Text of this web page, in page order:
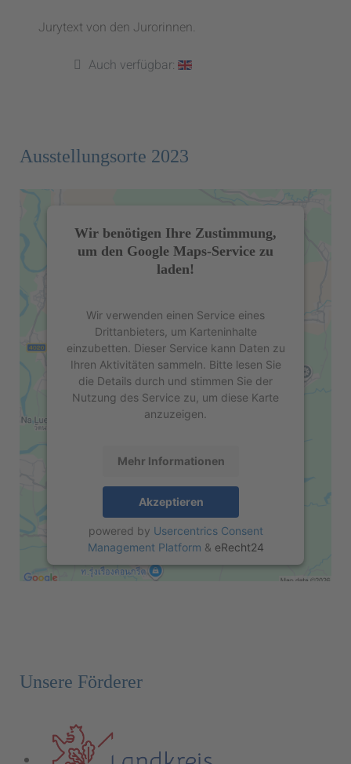
Jurytext von den Jurorinnen.
Auch verfügbar:
Ausstellungsorte 2023
Wir benötigen Ihre Zustimmung,
um den Google Maps-Service zu
laden!
Wir verwenden einen Service eines
Drittanbieters, um Karteninhalte
einzubetten. Dieser Service kann Daten zu
Ihren Aktivitäten sammeln. Bitte lesen Sie
die Details durch und stimmen Sie der
Nutzung des Service zu, um diese Karte
anzuzeigen.
Mehr Informationen
Akzeptieren
powered by Usercentrics Consent
Management Platform & eRecht24
Unsere Förderer